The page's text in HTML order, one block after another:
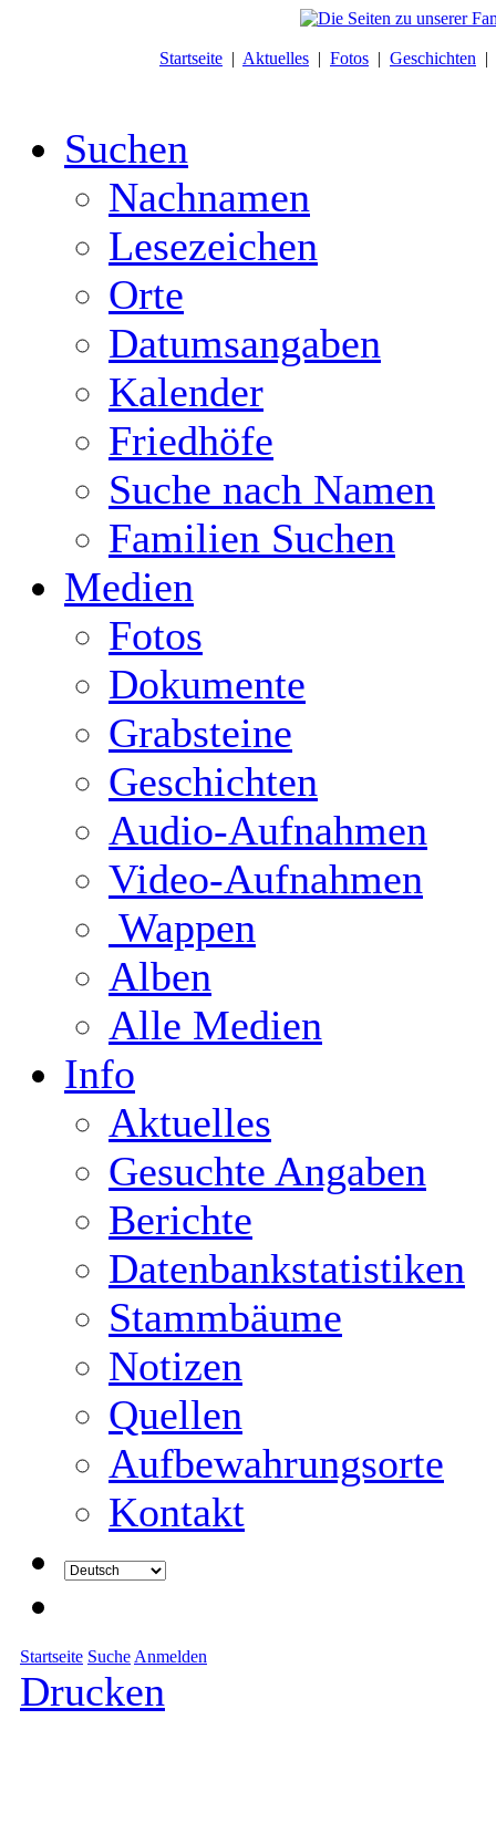
Startseite | Aktuelles | Fotos | Geschichten |
Suchen
Nachnamen
Lesezeichen
Orte
Datumsangaben
Kalender
Friedhöfe
Suche nach Namen
Familien Suchen
Medien
Fotos
Dokumente
Grabsteine
Geschichten
Audio-Aufnahmen
Video-Aufnahmen
Wappen
Alben
Alle Medien
Info
Aktuelles
Gesuchte Angaben
Berichte
Datenbankstatistiken
Stammbäume
Notizen
Quellen
Aufbewahrungsorte
Kontakt
Startseite Suche Anmelden
Drucken